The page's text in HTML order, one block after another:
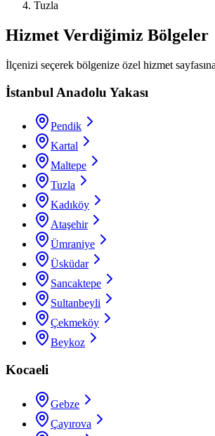
Tuzla
Hizmet Verdiğimiz Bölgeler
İlçenizi seçerek bölgenize özel hizmet
İstanbul Anadolu Yakası
Pendik
Kartal
Maltepe
Tuzla
Kadıköy
Ataşehir
Ümraniye
Üsküdar
Sancaktepe
Sultanbeyli
Çekmeköy
Beykoz
Kocaeli
Gebze
Çayırova